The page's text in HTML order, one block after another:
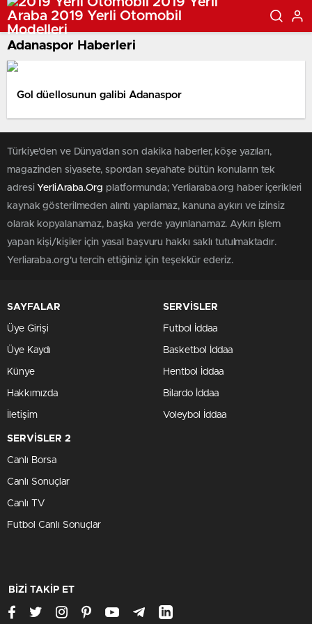
Adanaspor Haberleri
Gol düellosunun galibi Adanaspor
Türkiye'den ve Dünya’dan son dakika haberler, köşe yazıları,
magazinden siyasete, spordan seyahate bütün konuların tek
adresi YerliAraba.Org platformunda; Yerliaraba.org haber içerikleri
kaynak gösterilmeden alıntı yapılamaz, kanuna aykırı ve izinsiz
olarak kopyalanamaz, başka yerde yayınlanamaz. Aykırı işlem
yapan kişi/kişiler için yasal başvuru hakkı saklı tutulmaktadır.
Yerliaraba.org'u tercih ettiğiniz için teşekkür ederiz.
SAYFALAR
Üye Girişi
Üye Kaydı
Künye
Hakkımızda
İletişim
SERVİSLER
Futbol İddaa
Basketbol İddaa
Hentbol İddaa
Bilardo İddaa
Voleybol İddaa
SERVİSLER 2
Canlı Borsa
Canlı Sonuçlar
Canlı TV
Futbol Canlı Sonuçlar
BİZİ TAKİP ET